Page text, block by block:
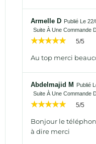
Armelle D Publié Le
Suite À Une Commande
5/5
Au top merci
Abdelmajid M
Publié
Suite À Une Commande
5/5
Bonjour le
à dire merci